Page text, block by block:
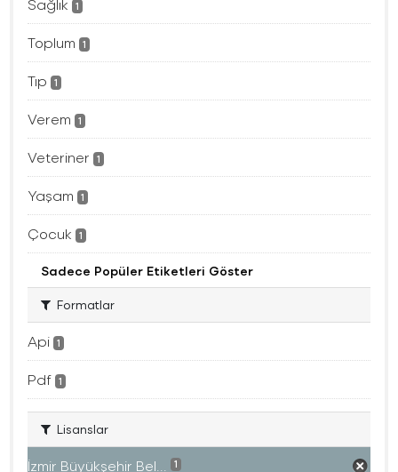
Sağlık 1
Toplum 1
Tıp 1
Verem 1
Veteriner 1
Yaşam 1
Çocuk 1
Sadece Popüler Etiketleri Göster
Formatlar
Api 1
Pdf 1
Lisanslar
İzmir Büyükşehir Bel... 1